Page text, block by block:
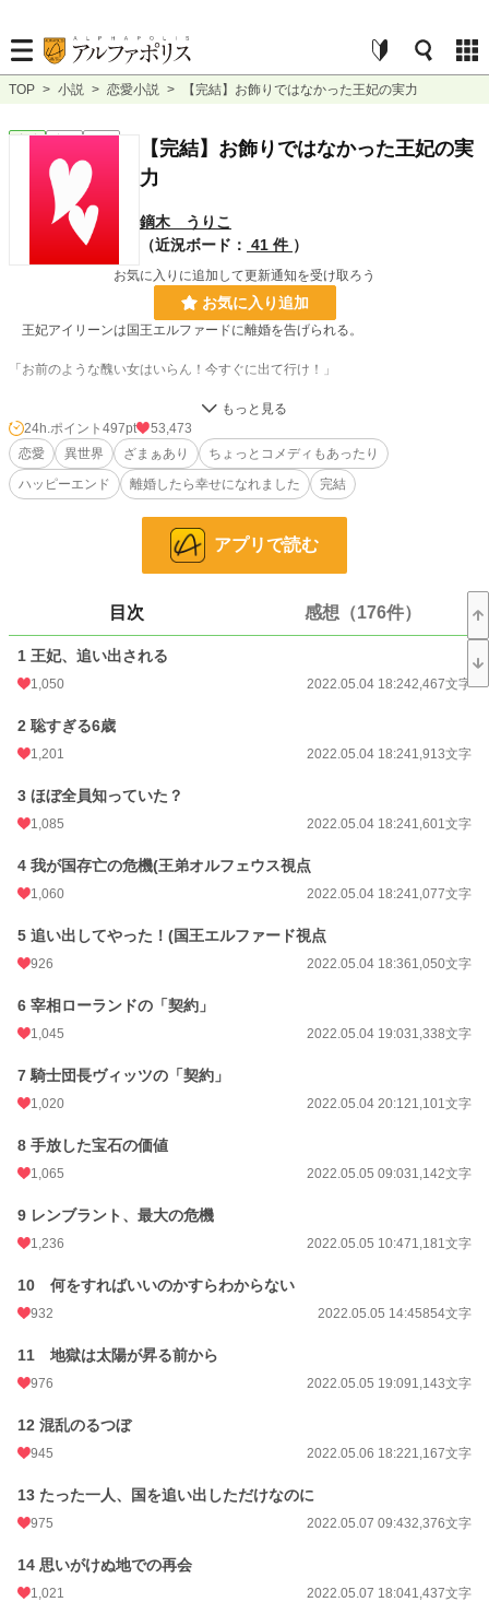
TOP > 小説 > 恋愛小説 > 【完結】お飾りではなかった王妃の実力
恋愛 完結 長編
【完結】お飾りではなかった王妃の実
力
鏑木 うりこ
（近況ボード： 41 件 ）
お気に入りに追加して更新通知を受け取ろう
お気に入り追加
王妃アイリーンは国王エルファードに離婚を告げられる。
「お前のような醜い女はいらん！今すぐに出て行け！」
しかしアイリーンは追い出していい人物ではなかった。アイリーンが去った国
と迎え入れた国の明暗。
完結致しました（2022/06/28完結表記）
GWだから見切り発車した作品ですが、完結まで辿り着きました。
中々、感想にお返事を書くことが出来なくてとても心苦しく思っています(;´Д｀)
全部読ませていただいており、とても嬉しいです！！内容に反映したりしなかっ
たりあると思います。ありがとうございます～！
恋愛
お気に入り 7,792
24h.ポイント
文字数 107,411
更新日時
初回公開日時 2022.05.04 18:24
週間ポイント 3,216 pt (3,118 位)
年間ポイント
24h.ポイント 497pt
53,473
恋愛
異世界 ざまぁあり
ちょっとコメディもあったり
ハッピーエンド
離婚したら幸せになれました 完結
アプリで読む
目次 感想（176件）
1 王妃、追い出される
1,050 2022.05.04 18:242,467文字
2 聡すぎる6歳
1,201 2022.05.04 18:241,913文字
3 ほぼ全員知っていた？
1,085 2022.05.04 18:241,601文字
4 我が国存亡の危機(王弟オルフェウス視点
1,060 2022.05.04 18:241,077文字
5 追い出してやった！(国王エルファード視点
926 2022.05.04 18:361,050文字
6 宰相ローランドの「契約」
1,045 2022.05.04 19:031,338文字
7 騎士団長ヴィッツの「契約」
1,020 2022.05.04 20:121,101文字
8 手放した宝石の価値
1,065 2022.05.05 09:031,142文字
9 レンブラント、最大の危機
1,236 2022.05.05 10:471,181文字
10 何をすればいいのかすらわからない
932 2022.05.05 14:45854文字
11 地獄は太陽が昇る前から
976 2022.05.05 19:091,143文字
12 混乱のるつぼ
945 2022.05.06 18:221,167文字
13 たった一人、国を追い出しただけなのに
975 2022.05.07 09:432,376文字
14 思いがけぬ地での再会
1,021 2022.05.07 18:041,437文字